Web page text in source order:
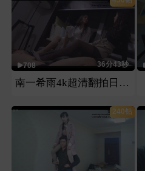
708 36分43秒
南一希雨4k超清翻拍日本番号片第二部
240钻